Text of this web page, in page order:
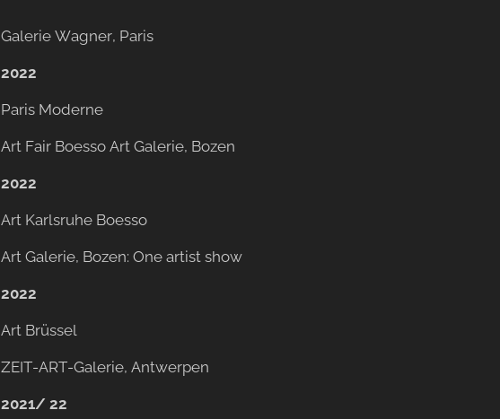
Galerie Wagner, Paris
2022
Paris Moderne
Art Fair Boesso Art Galerie, Bozen
2022
Art Karlsruhe Boesso
Art Galerie, Bozen: One artist show
2022
Art Brüssel
ZEIT-ART-Galerie, Antwerpen
2021/ 22